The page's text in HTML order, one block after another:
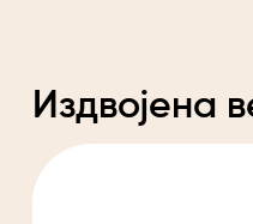
Издвојена